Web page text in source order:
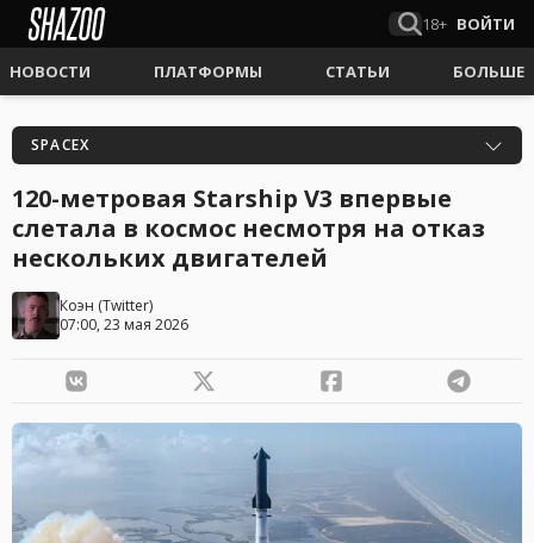
18+ ВОЙТИ
НОВОСТИ ПЛАТФОРМЫ СТАТЬИ БОЛЬШЕ
SPACEX
120-метровая Starship V3 впервые
слетала в космос несмотря на отказ
нескольких двигателей
Коэн (Twitter)
07:00, 23 мая 2026